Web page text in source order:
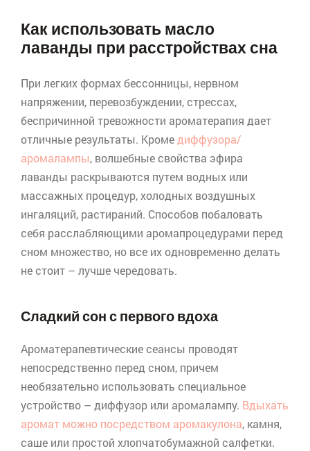
Как использовать масло
лаванды при расстройствах сна
При легких формах бессонницы, нервном
напряжении, перевозбуждении, стрессах,
беспричинной тревожности ароматерапия дает
отличные результаты. Кромедиффузора/
аромалампы, волшебные свойства эфира
лаванды раскрываются путем водных или
массажных процедур, холодных воздушных
ингаляций, растираний. Способов побаловать
себя расслабляющими аромапроцедурами перед
сном множество, но все их одновременно делать
не стоит – лучше чередовать.
Сладкий сон с первого вдоха
Ароматерапевтическиесеансы проводят
непосредственно перед сном, причем
необязательно использовать специальное
устройство – диффузор или аромалампу. Вдыхать
аромат можно посредством аромакулона, камня,
саше или простой хлопчатобумажной салфетки.